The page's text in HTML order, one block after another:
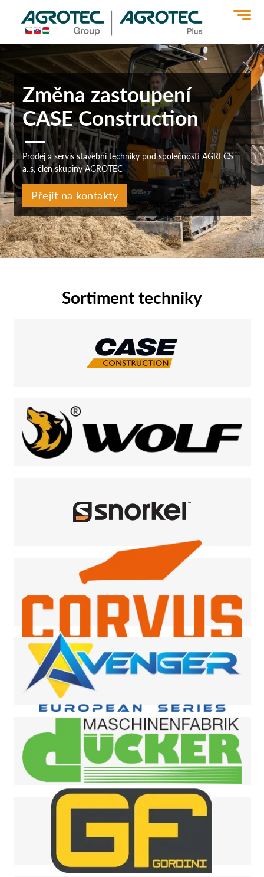
Změna zastoupení
CASE Construction
Prodej a servis stavební techniky pod společností AGRI CS
a..s, člen skupiny AGROTEC
Přejít na kontakty
Sortiment techniky